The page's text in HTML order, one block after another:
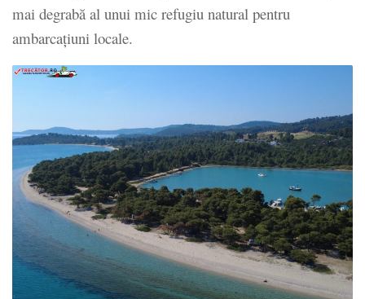
mai degrabă al unui mic refugiu natural pentru
ambarcațiuni locale.